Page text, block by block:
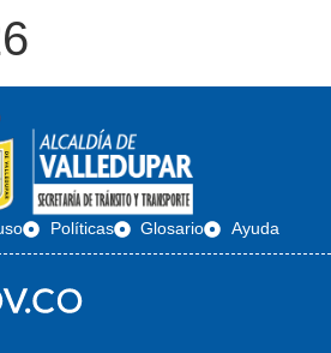
Políticas Glosario Ayuda